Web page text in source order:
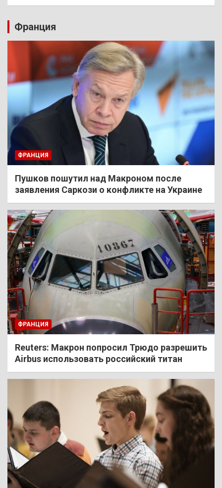
Франция
ФРАНЦИЯ
Пушков пошутил над Макроном после
заявления Саркози о конфликте на Украине
ФРАНЦИЯ
Reuters: Макрон попросил Трюдо разрешить
Airbus использовать российский титан